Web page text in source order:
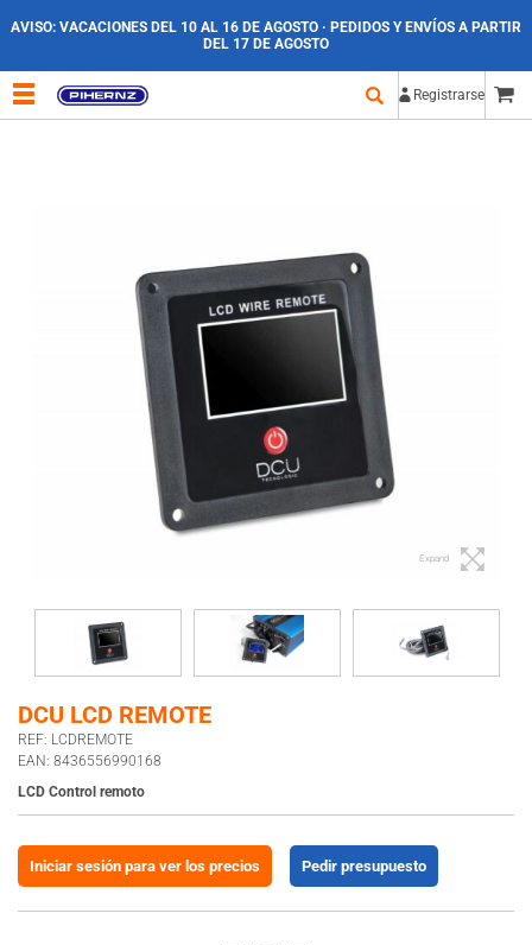
AVISO: VACACIONES DEL 10 AL 16 DE AGOSTO · PEDIDOS Y ENVÍOS A PARTIR
DEL 17 DE AGOSTO
Registrarse
Expand
DCU LCD REMOTE
REF: LCDREMOTE
EAN: 8436556990168
LCD Control remoto
Iniciar sesión para ver los precios Pedir presupuesto